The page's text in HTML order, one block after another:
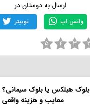
ارسال به دوستان در
واتس اپ توییتر
۳ ۴ ۵
بلوک هبلکس یا بلوک سیمانی؟
معایب و هزینه واقعی